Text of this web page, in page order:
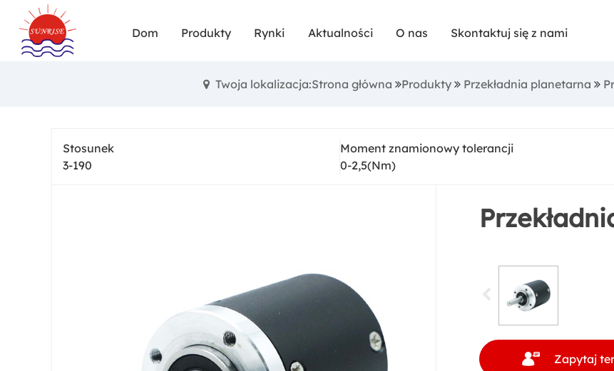
Dom Produkty Rynki Aktualności O nas Skontaktuj się z nami
dostosowywania, zaspokajając zróżnicowane potrzeby
zapewnia terminową dostawę i satysfakcję. Jesteśmy w
jednocześnie. Niestandardowa przekładnia planetarna
planetarne zostały wyeksportowane za granicę za
przedstawicieli handlowych w Ameryce Północnej
Twoja lokalizacja:Strona główna Produkty Przekładnia planetarna
Stosunek
3-190
Moment znamionowy tolerancji
0-2,5(Nm)
Zapytaj